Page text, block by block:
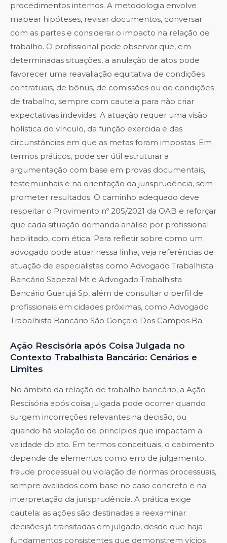
procedimentos internos. A metodologia envolve
mapear hipóteses, revisar documentos, conversar
com as partes e considerar o impacto na relação de
trabalho. O profissional pode observar que, em
determinadas situações, a anulação de atos pode
favorecer uma reavaliação equitativa de condições
contratuais, de bônus, de comissões ou de condições
de trabalho, sempre com cautela para não criar
expectativas indevidas. A atuação requer uma visão
holística do vínculo, da função exercida e das
circunstâncias em que as metas foram impostas. Em
termos práticos, pode ser útil estruturar a
argumentação com base em provas documentais,
testemunhais e na orientação da jurisprudência, sem
prometer resultados. O caminho adequado deve
respeitar o Provimento nº 205/2021 da OAB e reforçar
que cada situação demanda análise por profissional
habilitado, com ética. Para refletir sobre como um
advogado pode atuar nessa linha, veja referências de
atuação de especialistas como Advogado Trabalhista
Bancário Sapezal Mt e Advogado Trabalhista
Bancário Guarujá Sp, além de consultar o perfil de
profissionais em cidades próximas, como Advogado
Trabalhista Bancário São Gonçalo Dos Campos Ba.
Ação Rescisória após Coisa Julgada no
Contexto Trabalhista Bancário: Cenários e
Limites
No âmbito da relação de trabalho bancário, a Ação
Rescisória após coisa julgada pode ocorrer quando
surgem incorreções relevantes na decisão, ou
quando há violação de princípios que impactam a
validade do ato. Em termos conceituais, o cabimento
depende de elementos como erro de julgamento,
fraude processual ou violação de normas processuais,
sempre avaliados com base no caso concreto e na
interpretação da jurisprudência. A prática exige
cautela: as ações são destinadas a reexaminar
decisões já transitadas em julgado, desde que haja
fundamentos consistentes que demonstrem vícios